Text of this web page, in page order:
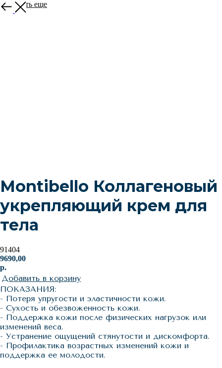
Смотреть еще
Montibello Коллагеновый
укрепляющий крем для
тела
91404
9690,00
р.
Добавить в корзину
ПОКАЗАНИЯ:
- Потеря упругости и эластичности кожи.
- Сухость и обезвоженность кожи.
- Поддержка кожи после физических нагрузок или
изменений веса.
- Устранение ощущений стянутости и дискомфорта.
- Профилактика возрастных изменений кожи и
поддержка ее молодости.